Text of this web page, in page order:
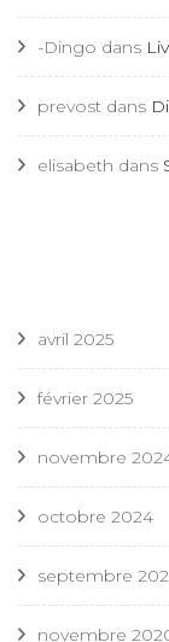
-Dingo dans
prevost dans
elisabeth dans
avril 2025
février 2025
novembre
octobre 2024
septembre
novembre